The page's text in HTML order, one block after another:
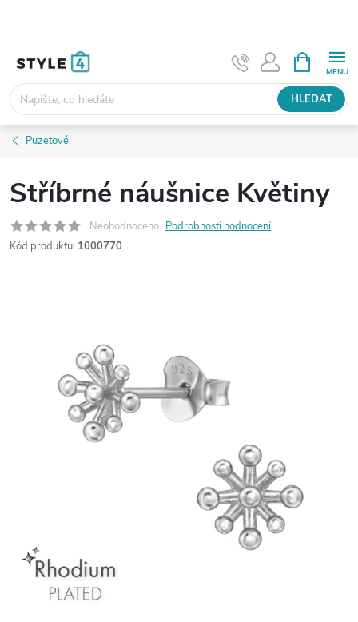
HLEDAT
NÁKUPNÍ
KOŠÍK
Puzetové
Stříbrné náušnice Květiny
Neohodnoceno Podrobnosti hodnocení
Kód produktu: 1000770